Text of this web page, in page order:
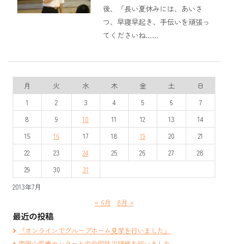
後、「長い夏休みには、あいさ
つ、早寝早起き、手伝いを頑張っ
てくださいね……
2013年7月
月 火 水 木 金 土
日
1
2 3 4 5 6
7
8
9 10 11 12 13
14
15
16 17 18 19 20
21
22
23 24 25 26 27
28
29
30 31
« 6月 8月 »
最近の投稿
「オンラインでグループホーム見学を行いました」